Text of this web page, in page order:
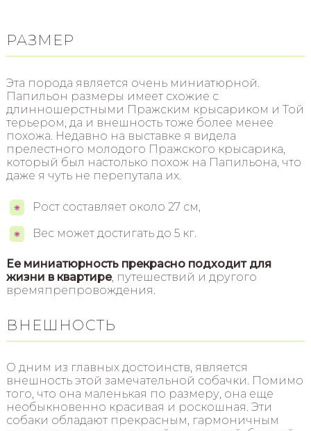
РАЗМЕР
Эта порода является очень миниатюрной.
Папильон размеры имеет схожие с
длинношерстными Пражским крысариком и Той
терьером, да и внешность тоже более менее
похожа. Недавно на выставке я видела
прелестного молодого Пражского крысарика,
который был настолько похож на Папильона, что
даже я чуть не перепутала их.
Рост составляет около 27 см,
Вес может достигать до 5 кг.
Ее миниатюрность прекрасно подходит для
жизни в квартире, путешествий и другого
времяпрепровождения.
ВНЕШНОСТЬ
О дним из главных достоинств, является
внешность этой замечательной собачки. Помимо
того, что она маленькая по размеру, она еще
необыкновенно красивая и роскошная. Эти
собаки обладают прекрасным, гармоничным